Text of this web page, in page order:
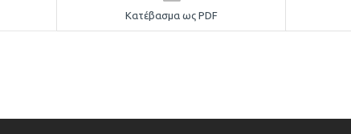
Κατέβασμα ως PDF